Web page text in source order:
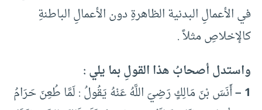
في الأعمالِ البدنية الظاهرةِ دون الأعمالِ الباطنةِ
كالإخلاصِ مثلاً .
واستدل أصحابُ هذا القولِ بما يلي :
1 –
أَنَسَ بْنَ مَالِكٍ ‏‏رَضِيَ اللَّهُ عَنْهُ ‏‏يَقُولُ :‏ ‏لَمَّا طُعِنَ ‏‏حَرَامُ